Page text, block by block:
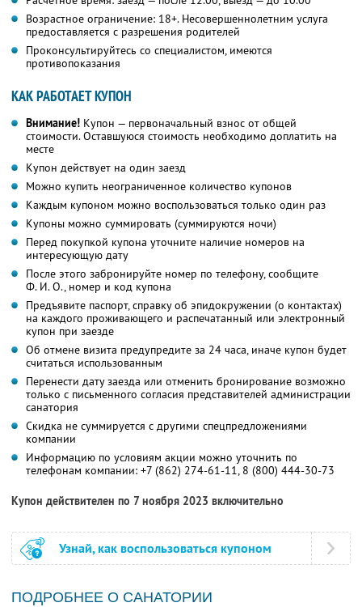
Возрастное ограничение: 18+. Несовершеннолетним услуга
предоставляется с разрешения родителей
Проконсультируйтесь со специалистом, имеются
противопоказания
КАК РАБОТАЕТ КУПОН
Внимание! Купон — первоначальный взнос от общей
стоимости. Оставшуюся стоимость необходимо доплатить на
месте
Купон действует на один заезд
Можно купить неограниченное количество купонов
Каждым купоном можно воспользоваться только один раз
Купоны можно суммировать (суммируются ночи)
Перед покупкой купона уточните наличие номеров на
интересующую дату
После этого забронируйте номер по телефону, сообщите
Ф. И. О.,номер и код купона
Предъявите паспорт, справку об эпидокружении (о контактах)
на каждого проживающего и распечатанный или электронный
купон при заезде
Об отмене визита предупредите за 24 часа, иначе купон будет
считаться использованным
Перенести дату заезда или отменить бронирование возможно
только с письменного согласия представителей администрации
санатория
Скидка не суммируется с другими спецпредложениями
компании
Информацию по условиям акции можно уточнить по
телефонам компании: +7 (862) 274-61-11, 8 (800) 444-30-73
Купон действителен по 7 ноября 2023 включительно
Узнай, как воспользоваться купоном
ПОДРОБНЕЕ О САНАТОРИИ